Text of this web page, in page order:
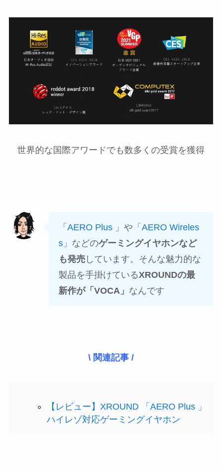
世界的な国際アワードでも数多くの受賞を獲得
「 AERO Plus」や「 AERO Wireles
s」などのゲーミングイヤホンなど
も発売しています。そんな魅力的な
製品を手掛けているXROUNDの最
新作が「VOCA」 なんです
\ 関連記事 /
【レビュー】XROUND 「AERO Plus 」
ハイレゾ対応ゲーミングイヤホン